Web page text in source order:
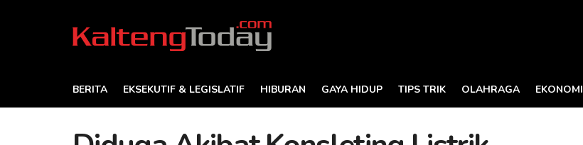
BERITA EKSEKUTIF & LEGISLATIF HIBURAN GAYA HIDUP TIPS TRIK OLAHRAGA EKONOMI